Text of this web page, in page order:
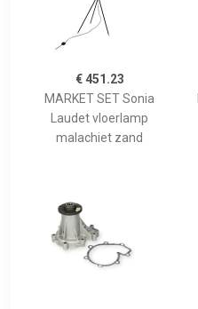
€ 451.23
MARKET SET Sonia
Laudet vloerlamp
malachiet zand